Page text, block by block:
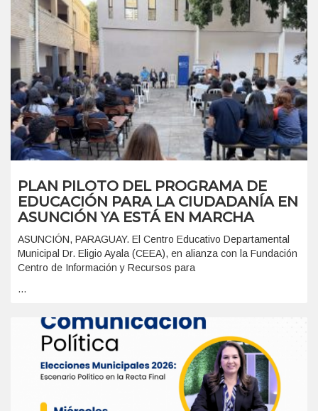
PLAN PILOTO DEL PROGRAMA DE
EDUCACIÓN PARA LA CIUDADANÍA EN
ASUNCIÓN YA ESTÁ EN MARCHA
ASUNCIÓN, PARAGUAY. El Centro Educativo Departamental
Municipal Dr. Eligio Ayala (CEEA), en alianza con la Fundación
Centro de Información y Recursos para
...